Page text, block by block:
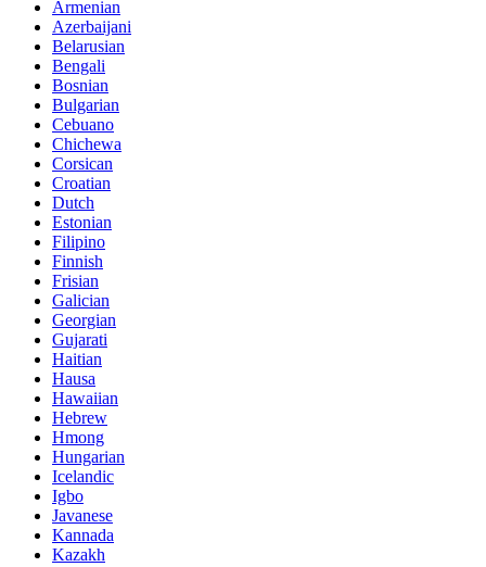
Armenian
Azerbaijani
Belarusian
Bengali
Bosnian
Bulgarian
Cebuano
Chichewa
Corsican
Croatian
Dutch
Estonian
Filipino
Finnish
Frisian
Galician
Georgian
Gujarati
Haitian
Hausa
Hawaiian
Hebrew
Hmong
Hungarian
Icelandic
Igbo
Javanese
Kannada
Kazakh